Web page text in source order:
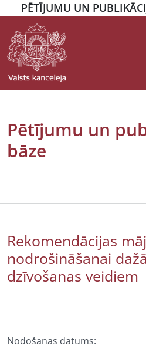
PĒTĪJUMU UN
Pētījumu un
bāze
Rekomendācijas
nodrošināšanai
dzīvošanas veidiem
Nodošanas datums: